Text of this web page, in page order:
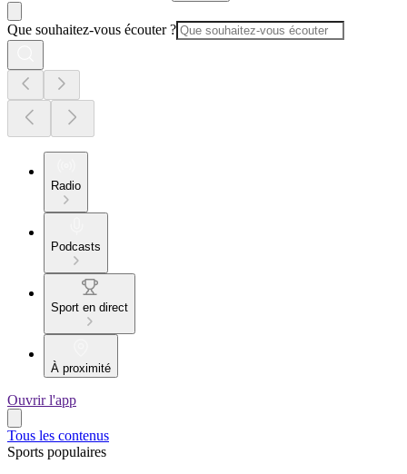
Que souhaitez-vous écouter ?
Radio
Podcasts
Sport en direct
À proximité
Ouvrir l'app
Tous les contenus
Sports populaires